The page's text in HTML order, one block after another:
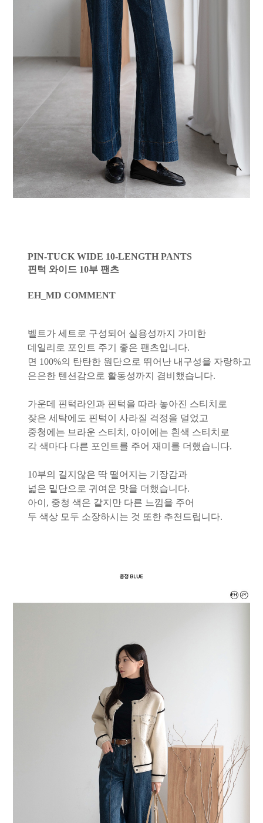
PIN-TUCK WIDE 10-LENGTH PANTS
핀턱 와이드 10부 팬츠
EH_MD COMMENT
벨트가 세트로 구성되어 실용성까지 가미한
데일리로 포인트 주기 좋은 팬츠입니다.
면 100%의 탄탄한 원단으로 뛰어난 내구성을 자랑하고
은은한 텐션감으로 활동성까지 겸비했습니다.
가운데 핀턱라인과 핀턱을 따라 놓아진 스티치로
잦은 세탁에도 핀턱이 사라질 걱정을 덜었고
중청에는 브라운 스티치, 아이에는 흰색 스티치로
각 색마다 다른 포인트를 주어 재미를 더했습니다.
10부의 길지않은 딱 떨어지는 기장감과
넓은 밑단으로 귀여운 맛을 더했습니다.
아이, 중청 색은 같지만 다른 느낌을 주어
두 색상 모두 소장하시는 것 또한 추천드립니다.